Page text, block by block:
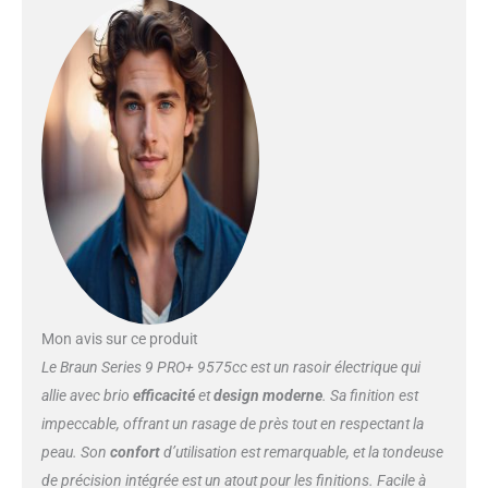
Une précision optimale : la
tondeuse ProTrimmer en acier,
d'une précision chirurgicale, offre
une efficacité de coupe
maximale, même sur les poils
difficiles à atteindre (les pattes,
la moustache et sous le nez)
Conçu pour durer des années :
100 % fabriqué en Allemagne et
100 % étanche, Avec une
puissante batterie Li-Ion qui
offre 60 minutes d’autonomie,
centre SmartCare 6-en-1 pour un
rasoir comme neuf jour après
jour et un étui de recharge
mobile PowerCase pour jusqu’à
90 min de rasage sans avoir à
recharger
Mon avis sur ce produit
Le Braun Series 9 PRO+ 9575cc est un rasoir électrique qui
allie avec brio efficacitéetdesign moderne. Sa finition est
impeccable, offrant un rasage de près tout en respectant la
peau. Son confortd’utilisation est remarquable, et la tondeuse
de précision intégrée est un atout pour les finitions. Facile à